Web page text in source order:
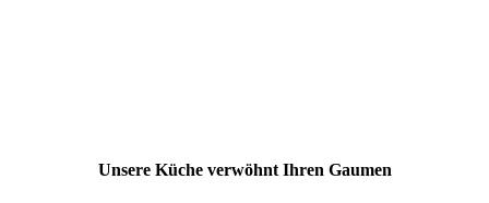
Unsere Küche verwöhnt Ihren Gaumen